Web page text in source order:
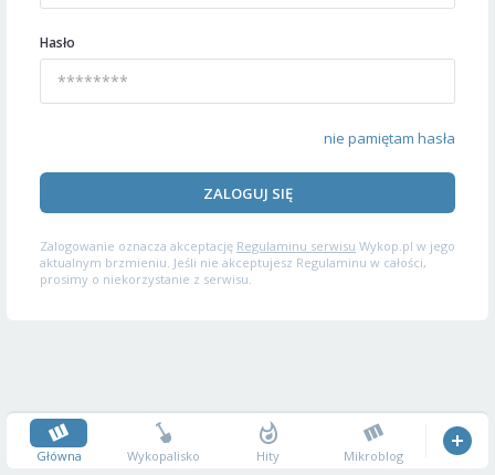
Hasło
nie pamiętam hasła
ZALOGUJ SIĘ
Zalogowanie oznacza akceptację Regulaminu serwisu Wykop.pl w jego
aktualnym brzmieniu. Jeśli nie akceptujesz Regulaminu w całości,
prosimy o niekorzystanie z serwisu.
Główna Wykopalisko Hity Mikroblog